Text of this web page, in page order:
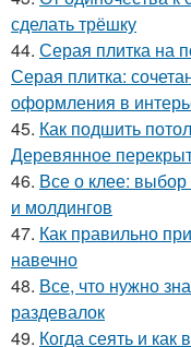
сделать трёшку
44. Серая плитка на
Серая плитка:
оформления в
45. Как подшить
Деревянное
46. Все о клее: выбор
и молдингов
47. Как правильно
навечно
48. Все, что нужно
раздевалок
49. Когда сеять и